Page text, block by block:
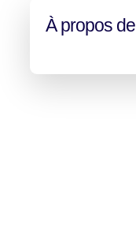
À propos de